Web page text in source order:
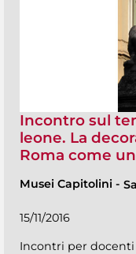
Incontro sul
leone. La
Roma come
Musei Capitolini -
15/11/2016
Incontri per